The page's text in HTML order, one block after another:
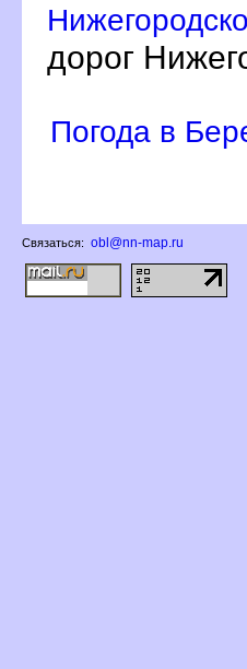
дорог
Погода в
Связаться: obl@nn-map.ru